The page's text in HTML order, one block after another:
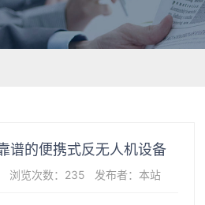
谱的便携式反无人机设备
浏览次数：235 发布者：本站